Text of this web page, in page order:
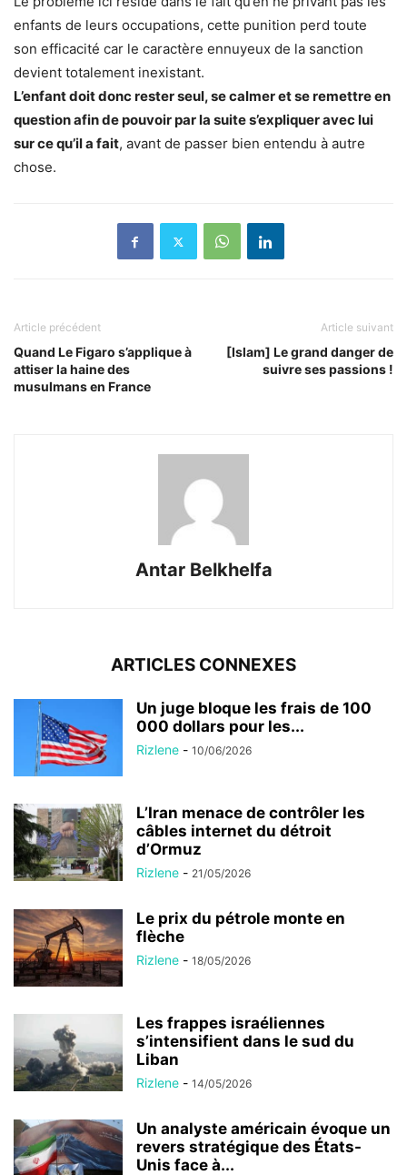
enfants de leurs occupations, cette punition perd toute
son efficacité car le caractère ennuyeux de la sanction
devient totalement inexistant.
L’enfant doit donc rester seul, se calmer et se remettre en
question afin de pouvoir par la suite s’expliquer avec lui
sur ce qu’il a fait, avant de passer bien entendu à autre
chose.
Article précédent
Quand Le Figaro s’applique à
attiser la haine des
musulmans en France
Article suivant
[Islam] Le grand danger de
suivre ses passions !
Antar Belkhelfa
ARTICLES CONNEXES
Un juge bloque les frais de 100
000 dollars pour les...
Rizlene - 10/06/2026
L’Iran menace de contrôler les
câbles internet du détroit
d’Ormuz
Rizlene - 21/05/2026
Le prix du pétrole monte en
flèche
Rizlene - 18/05/2026
Les frappes israéliennes
s’intensifient dans le sud du
Liban
Rizlene - 14/05/2026
Un analyste américain évoque un
revers stratégique des États-
Unis face à...